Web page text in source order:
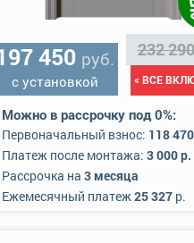
450 руб.
с установкой
232
« ВСЕ
Можно в рассрочку под 0%:
Первоначальный взнос: 118
Платеж после монтажа: 3 000 р.
Рассрочка на 3 месяца
Ежемесячный платеж25 327р.